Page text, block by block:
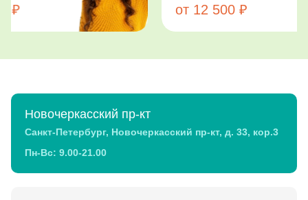
от 12 500 ₽
Новочеркасский пр-кт
Санкт-Петербург, Новочеркасский пр-кт, д. 33, кор.3
Пн-Вс: 9.00-21.00